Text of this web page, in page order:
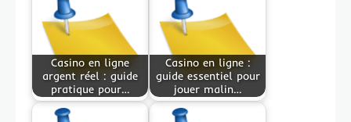
Casino en ligne
argent réel : guide
pratique pour…
Casino en ligne :
guide essentiel pour
jouer malin…